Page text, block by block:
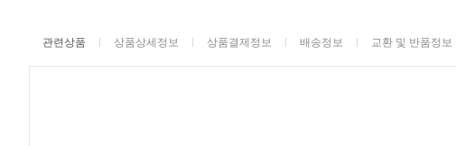
관련상품 상품상세정보 상품결제정보 배송정보 교환 및 반품정보